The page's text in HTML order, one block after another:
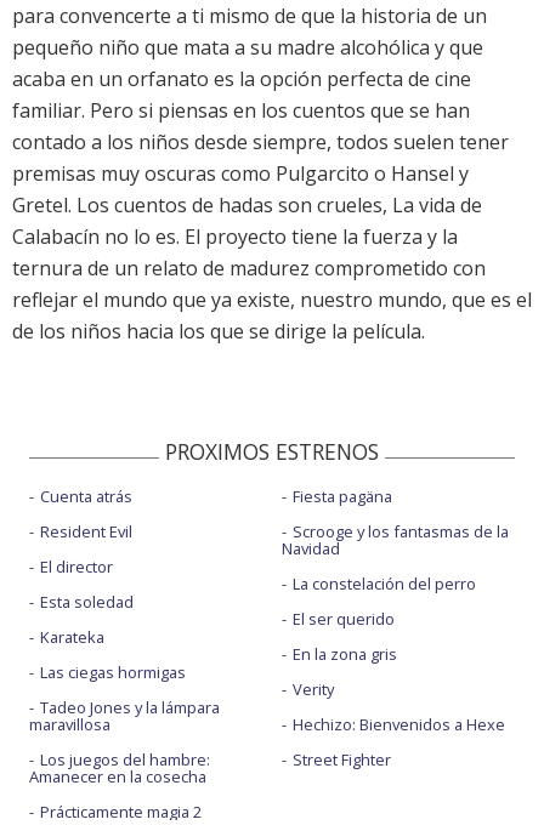
para convencerte a ti mismo de que la historia de un
pequeño niño que mata a su madre alcohólica y que
acaba en un orfanato es la opción perfecta de cine
familiar. Pero si piensas en los cuentos que se han
contado a los niños desde siempre, todos suelen tener
premisas muy oscuras como Pulgarcito o Hansel y
Gretel. Los cuentos de hadas son crueles, La vida de
Calabacín no lo es. El proyecto tiene la fuerza y la
ternura de un relato de madurez comprometido con
reflejar el mundo que ya existe, nuestro mundo, que es el
de los niños hacia los que se dirige la película.
PROXIMOS ESTRENOS
Cuenta atrás
Resident Evil
El director
Esta soledad
Karateka
Las ciegas hormigas
Tadeo Jones y la lámpara
maravillosa
Los juegos del hambre:
Amanecer en la cosecha
Prácticamente magia 2
Fiesta pagäna
Scrooge y los fantasmas de la
Navidad
La constelación del perro
El ser querido
En la zona gris
Verity
Hechizo: Bienvenidos a Hexe
Street Fighter